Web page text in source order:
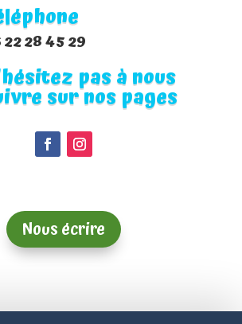
22 28 45 29
pas à nous
sur nos pages
Nous écrire